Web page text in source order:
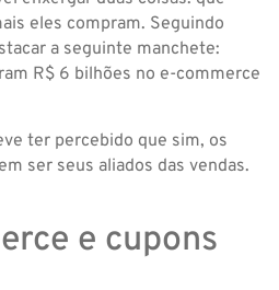
eles compram. Seguindo
a seguinte manchete:
R$ 6 bilhões no e-commerce
ter percebido que sim, os
ser seus aliados das vendas.
e cupons